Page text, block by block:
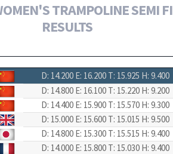
TRAMPOLINE SEMI
RESULTS
D: 14.200 E: 16.200 T: 15.925 H: 9.400
D: 14.800 E: 16.100 T: 15.220 H: 9.200
D: 14.400 E: 15.900 T: 15.570 H: 9.300
D: 15.000 E: 15.600 T: 15.015 H: 9.500
D: 14.800 E: 15.300 T: 15.515 H: 9.400
D: 14.000 E: 15.800 T: 15.030 H: 9.400